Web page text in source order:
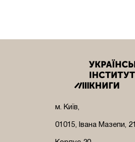
м. Київ,
01015, Івана Мазепи, 21